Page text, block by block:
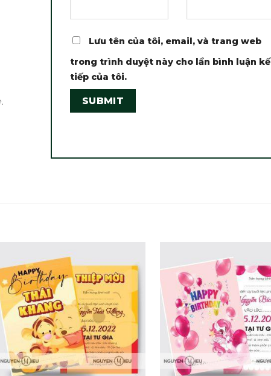
Lưu tên của tôi, email, và trang web
trong trình duyệt này cho lần bình luận kế
tiếp của tôi.